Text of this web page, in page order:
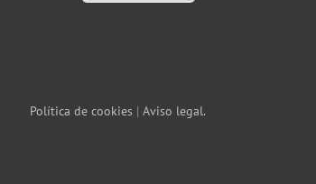
Política de cookies | Aviso legal.